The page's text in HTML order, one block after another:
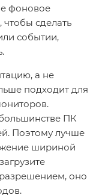
фоновое
сделать
событии,
а не
подходит для
ПК
Поэтому лучше
шириной
оно